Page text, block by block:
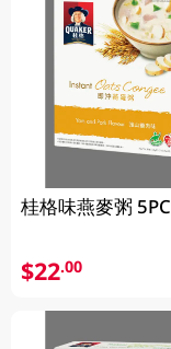
桂格味燕麥粥 5PC
$22.00